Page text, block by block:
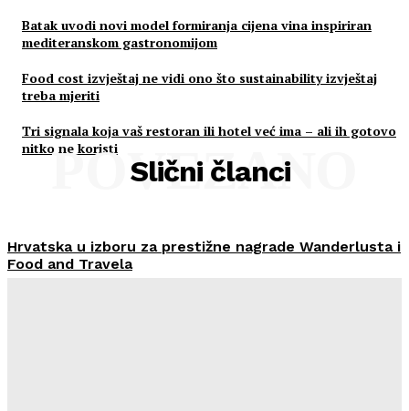
Batak uvodi novi model formiranja cijena vina inspiriran
mediteranskom gastronomijom
Food cost izvještaj ne vidi ono što sustainability izvještaj
treba mjeriti
Tri signala koja vaš restoran ili hotel već ima – ali ih gotovo
nitko ne koristi
Slični članci
POVEZANO
Hrvatska u izboru za prestižne nagrade Wanderlusta i
Food and Travela